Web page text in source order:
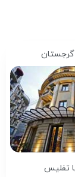
تفلیس